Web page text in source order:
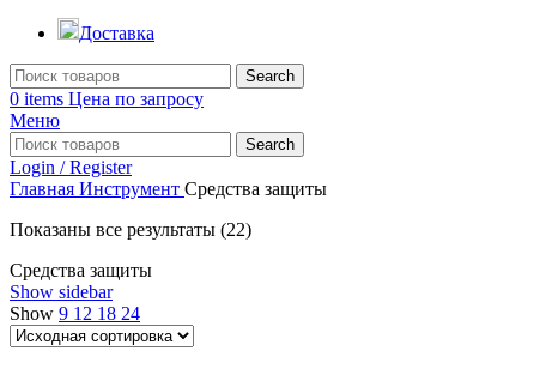
Доставка
Search
0 items Цена по запросу
Меню
Search
Login / Register
Главная Инструмент Средства защиты
Показаны все результаты (22)
Средства защиты
Show sidebar
Show 9 12 18 24